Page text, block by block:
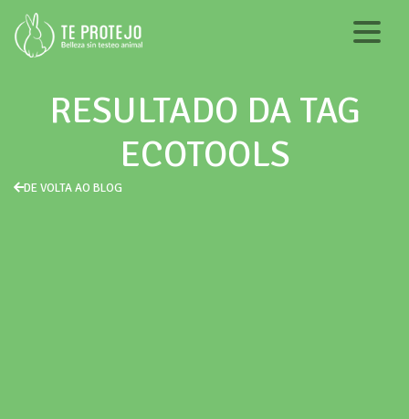
RESULTADO DA TAG
ECOTOOLS
DE VOLTA AO BLOG